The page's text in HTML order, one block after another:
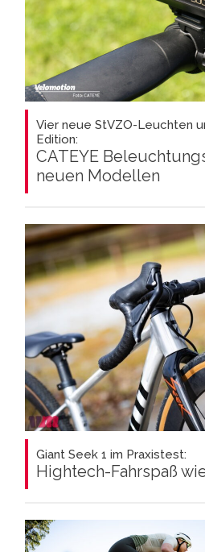
Vier neue StVZO-Leuchten
Edition:
CATEYE
neuen Modellen
Giant Seek 1 im Praxistest:
Hightech-Fahrspaß